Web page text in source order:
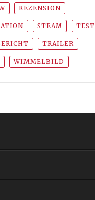
REZENSION
STEAM TEST
TRAILER
WIMMELBILD